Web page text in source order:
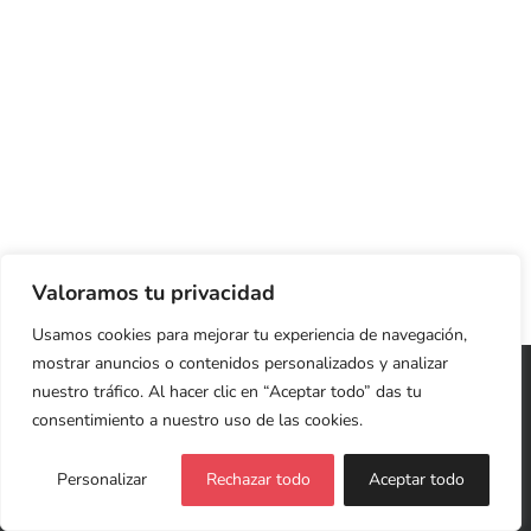
Valoramos tu privacidad
Usamos cookies para mejorar tu experiencia de navegación,
mostrar anuncios o contenidos personalizados y analizar
nuestro tráfico. Al hacer clic en “Aceptar todo” das tu
consentimiento a nuestro uso de las cookies.
Personalizar Rechazar todo Aceptar todo
Copyright 2026 Cristina Jardón | Web Diseñada y
Desarrollada con ♥LIVING ROOM
Política de Privacidad y Cookies
Facebook
X LinkedInInstagram
YouTube